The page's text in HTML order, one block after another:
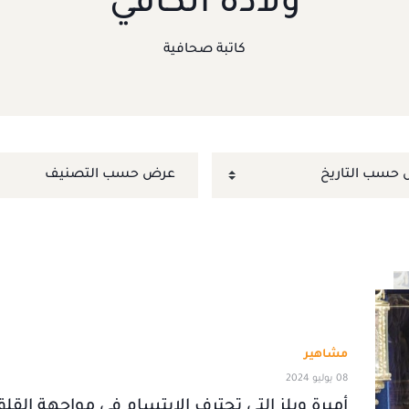
كاتبة صحافية
مشاهير
08 يوليو 2024